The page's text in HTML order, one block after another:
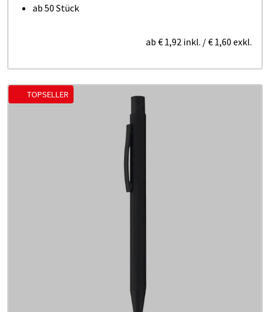
ab 50 Stück
ab € 1,92 inkl. /€ 1,60 exkl.
TOPSELLER